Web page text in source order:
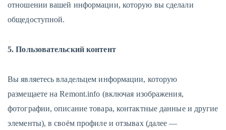
отношении вашей информации, которую вы сделали
общедоступной.
5. Пользовательский контент
Вы являетесь владельцем информации, которую
размещаете на Remont.info (включая изображения,
фотографии, описание товара, контактные данные и другие
элементы), в своём профиле и отзывах (далее —